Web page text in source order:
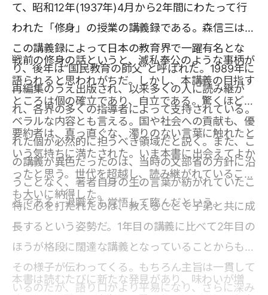
て、昭和12年(1937年)4月から2年間にわたって行
われた「修身」の授業の講義録である。森信三は、
この講義録によって日本の教育界で一躍有名とな
り、後年は“国民教育の師父”と呼ばれた。1989年に
再編集のうえ出版され、以来多くの人に読み継が
れ、各界の多くの指導者によって支持されている。
戦前の修身の話というと、滅私奉公のような事柄が
語られると思われがちだ。しかし、本講義の目指す
ところは個の確立であり、自立である。驚くほどリ
ベラルな内容とも言える。国や社会への貢献も、優
れた個が必然的に担うべき領域だと説く。また、こ
の講義が異色だったのは、当時の文部省の方針に沿
うことなく、著者自身の生の言葉が紡がれていたこ
とである。退職をも覚悟して臨んだという。
要約者は、真っ直ぐな、濁りのない言葉に触れたと
いう気持ちに満たされた。いま本書に出会えてよか
ったと思う。世代を超越し、読み継がれていること
も大いに納得した。
特に心を打たれたのは、教えることで子弟と共に成
長するという姿勢だ。1年目の講義に比べて2年目の
ほうが格段に闊達な講義となっていることからも、
その様子が伝わってくる。もちろん主旨は一貫して
いるのだが、語り口がより平易になり、さらに深み
本書は読むたびに新たな発見があり、味わいが増